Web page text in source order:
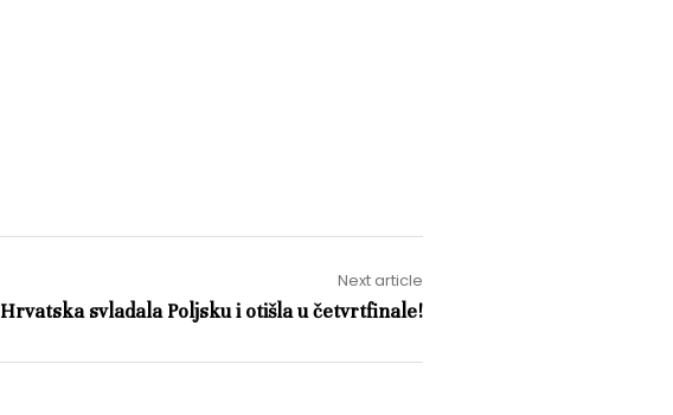
Next article
Hrvatska svladala Poljsku i otišla u četvrtfinale!